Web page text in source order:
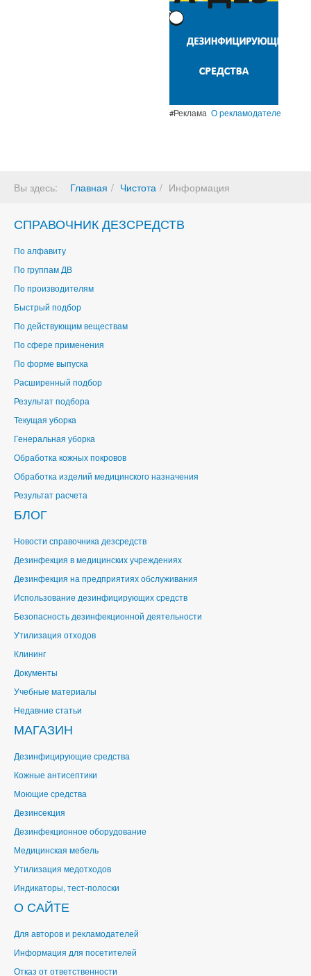
#Реклама О рекламодателе
Вы здесь: Главная Чистота Информация
СПРАВОЧНИК ДЕЗСРЕДСТВ
По алфавиту
По группам ДВ
По производителям
Быстрый подбор
По действующим веществам
По сфере применения
По форме выпуска
Расширенный подбор
Результат подбора
Текущая уборка
Генеральная уборка
Обработка кожных покровов
Обработка изделий медицинского назначения
Результат расчета
БЛОГ
Новости справочника дезсредств
Дезинфекция в медицинских учреждениях
Дезинфекция на предприятиях обслуживания
Использование дезинфицирующих средств
Безопасность дезинфекционной деятельности
Утилизация отходов
Клининг
Документы
Учебные материалы
Недавние статьи
МАГАЗИН
Дезинфицирующие средства
Кожные антисептики
Моющие средства
Дезинсекция
Дезинфекционное оборудование
Медицинская мебель
Утилизация медотходов
Индикаторы, тест-полоски
О САЙТЕ
Для авторов и рекламодателей
Информация для посетителей
Отказ от ответственности